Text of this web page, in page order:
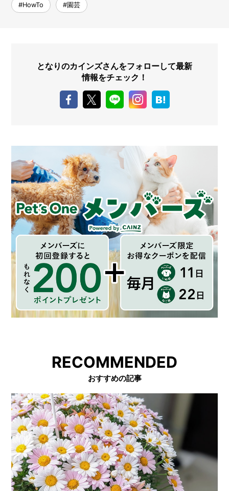
#HowTo #園芸
となりのカインズさんをフォローして最新
情報をチェック！
RECOMMENDED
おすすめの記事